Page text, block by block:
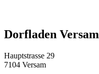
Dorfladen Versam
Hauptstrasse 29
7104 Versam